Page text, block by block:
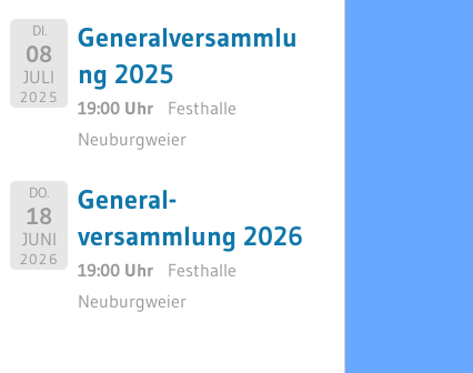
DI.
08
JULI
2025
Generalversammlu
ng 2025
19:00 Uhr
Festhalle
Neuburgweier
DO.
18
JUNI
2026
General-
versammlung 2026
19:00 Uhr
Festhalle
Neuburgweier